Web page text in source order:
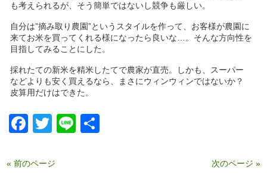
も考えられるが、そう簡単ではないし競争も厳しい。
自分は”摘み取り農園”というスタイルを作って、お客様が農園に
来てお米を買ってくれる様になったら良いな…。そんな方向性を
目指してみることにした。
採れたての新米を精米したてで農家が直売。しかも、スーパー
などよりも安く買えるなら、まさにウィンウィンではないか？
皮算用だけはできた。
Facebook
Twitter
Line
« 前のページ 次のページ »